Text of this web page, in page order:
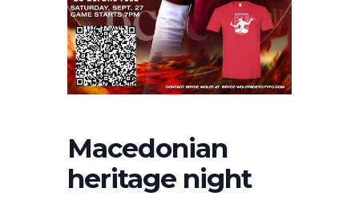
Macedonian
heritage night